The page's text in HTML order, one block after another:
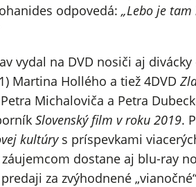
odpovedá: „Lebo je
vydal na DVD nosiči aj
Martina Hollého a tiež 4DVD
Michaloviča a Petra
Slovenský film v roku 2019.
kultúrys príspevkami
dostane aj blu-ray
za zvýhodnené